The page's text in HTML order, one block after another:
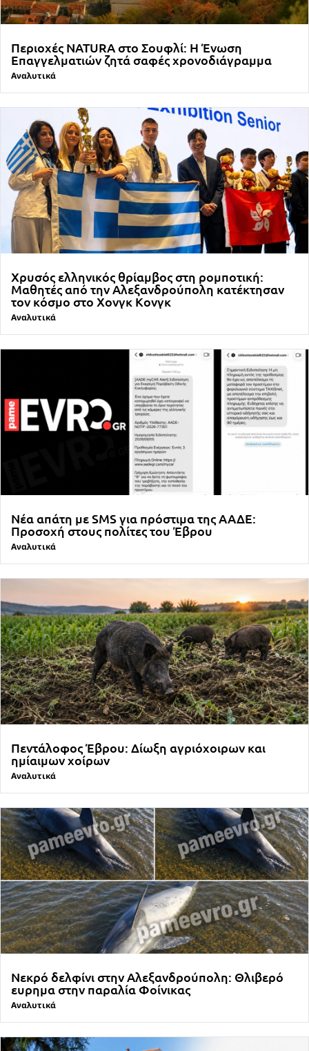
Περιοχές NATURA στο Σουφλί: Η Ένωση
Επαγγελματιών ζητά σαφές χρονοδιάγραμμα
Αναλυτικά
Χρυσός ελληνικός θρίαμβος στη ρομποτική:
Μαθητές από την Αλεξανδρούπολη κατέκτησαν
τον κόσμο στο Χονγκ Κονγκ
Αναλυτικά
Νέα απάτη με SMS για πρόστιμα της ΑΑΔΕ:
Προσοχή στους πολίτες του Έβρου
Αναλυτικά
Πεντάλοφος Έβρου: Δίωξη αγριόχοιρων και
ημίαιμων χοίρων
Αναλυτικά
Νεκρό δελφίνι στην Αλεξανδρούπολη: Θλιβερό
ευρημα στην παραλία Φοίνικας
Αναλυτικά